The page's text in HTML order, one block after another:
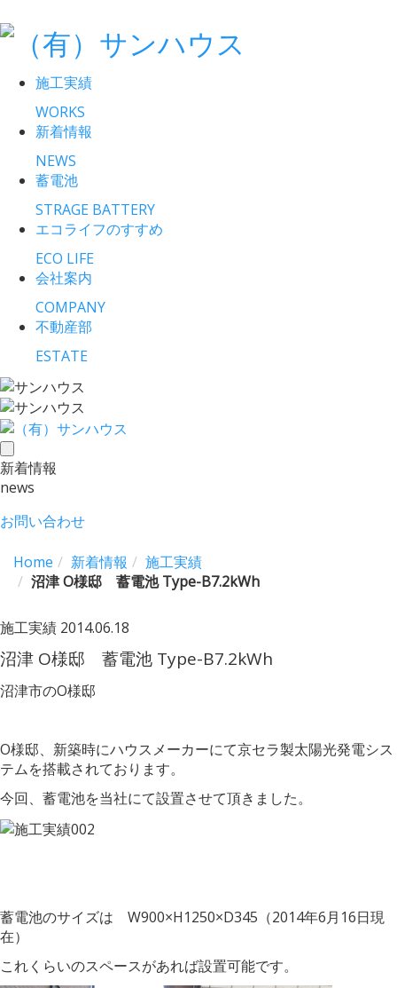
施工実績
WORKS
新着情報
NEWS
蓄電池
STRAGE BATTERY
エコライフのすすめ
ECO LIFE
会社案内
COMPANY
不動産部
ESTATE
toggle
navigation
新着情報
news
お問い合わせ
Home 新着情報
施工実績
沼津 O様邸 蓄電池 Type-B7.2kWh
施工実績 2014.06.18
沼津 O様邸 蓄電池 Type-B7.2kWh
沼津市のO様邸
O様邸、新築時にハウスメーカーにて京セラ製太陽光発電シス
テムを搭載されております。
今回、蓄電池を当社にて設置させて頂きました。
蓄電池のサイズは W900×H1250×D345（2014年6月16日現
在）
これくらいのスペースがあれば設置可能です。